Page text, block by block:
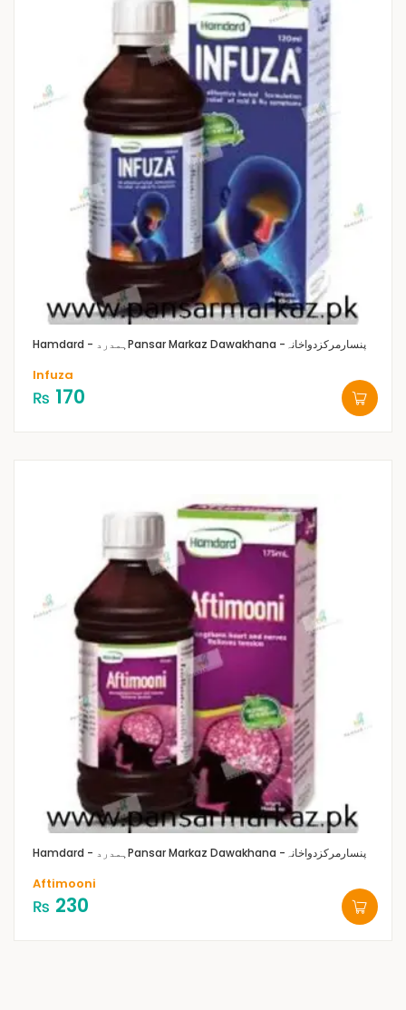
Hamdard - ہمدرد Pansar Markaz Dawakhana -پنسارمرکزدواخانہ
Infuza
₨ 170
Hamdard - ہمدرد Pansar Markaz Dawakhana -پنسارمرکزدواخانہ
Aftimooni
₨ 230